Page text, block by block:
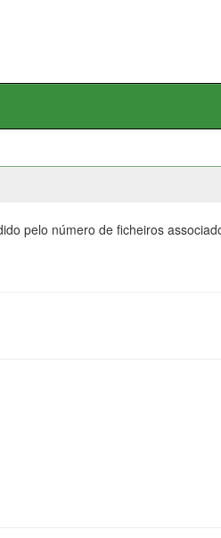
pelo número de ficheiros